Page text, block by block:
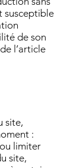
susceptible
de son
l’article
site,
:
limiter
site,